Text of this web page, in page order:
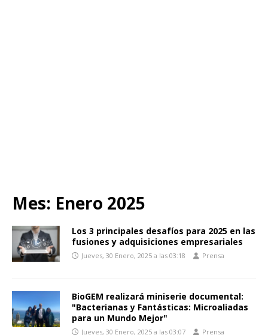
Mes: Enero 2025
Los 3 principales desafíos para 2025 en las
fusiones y adquisiciones empresariales
Jueves, 30 Enero, 2025 a las 03:18 Prensa
BioGEM realizará miniserie documental:
"Bacterianas y Fantásticas: Microaliadas
para un Mundo Mejor"
Jueves, 30 Enero, 2025 a las 03:07 Prensa